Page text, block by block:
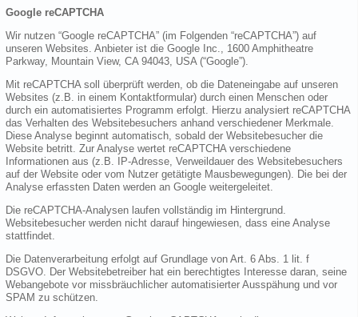
Google reCAPTCHA
Wir nutzen “Google reCAPTCHA” (im Folgenden “reCAPTCHA”) auf
unseren Websites. Anbieter ist die Google Inc., 1600 Amphitheatre
Parkway, Mountain View, CA 94043, USA (“Google”).
Mit reCAPTCHA soll überprüft werden, ob die Dateneingabe auf unseren
Websites (z.B. in einem Kontaktformular) durch einen Menschen oder
durch ein automatisiertes Programm erfolgt. Hierzu analysiert reCAPTCHA
das Verhalten des Websitebesuchers anhand verschiedener Merkmale.
Diese Analyse beginnt automatisch, sobald der Websitebesucher die
Website betritt. Zur Analyse wertet reCAPTCHA verschiedene
Informationen aus (z.B. IP-Adresse, Verweildauer des Websitebesuchers
auf der Website oder vom Nutzer getätigte Mausbewegungen). Die bei der
Analyse erfassten Daten werden an Google weitergeleitet.
Die reCAPTCHA-Analysen laufen vollständig im Hintergrund.
Websitebesucher werden nicht darauf hingewiesen, dass eine Analyse
stattfindet.
Die Datenverarbeitung erfolgt auf Grundlage von Art. 6 Abs. 1 lit. f
DSGVO. Der Websitebetreiber hat ein berechtigtes Interesse daran, seine
Webangebote vor missbräuchlicher automatisierter Ausspähung und vor
SPAM zu schützen.